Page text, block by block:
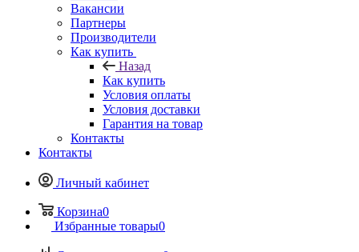
Вакансии
Партнеры
Производители
Как купить
Назад
Как купить
Условия оплаты
Условия доставки
Гарантия на товар
Контакты
Контакты
Личный кабинет
Корзина0
Избранные товары0